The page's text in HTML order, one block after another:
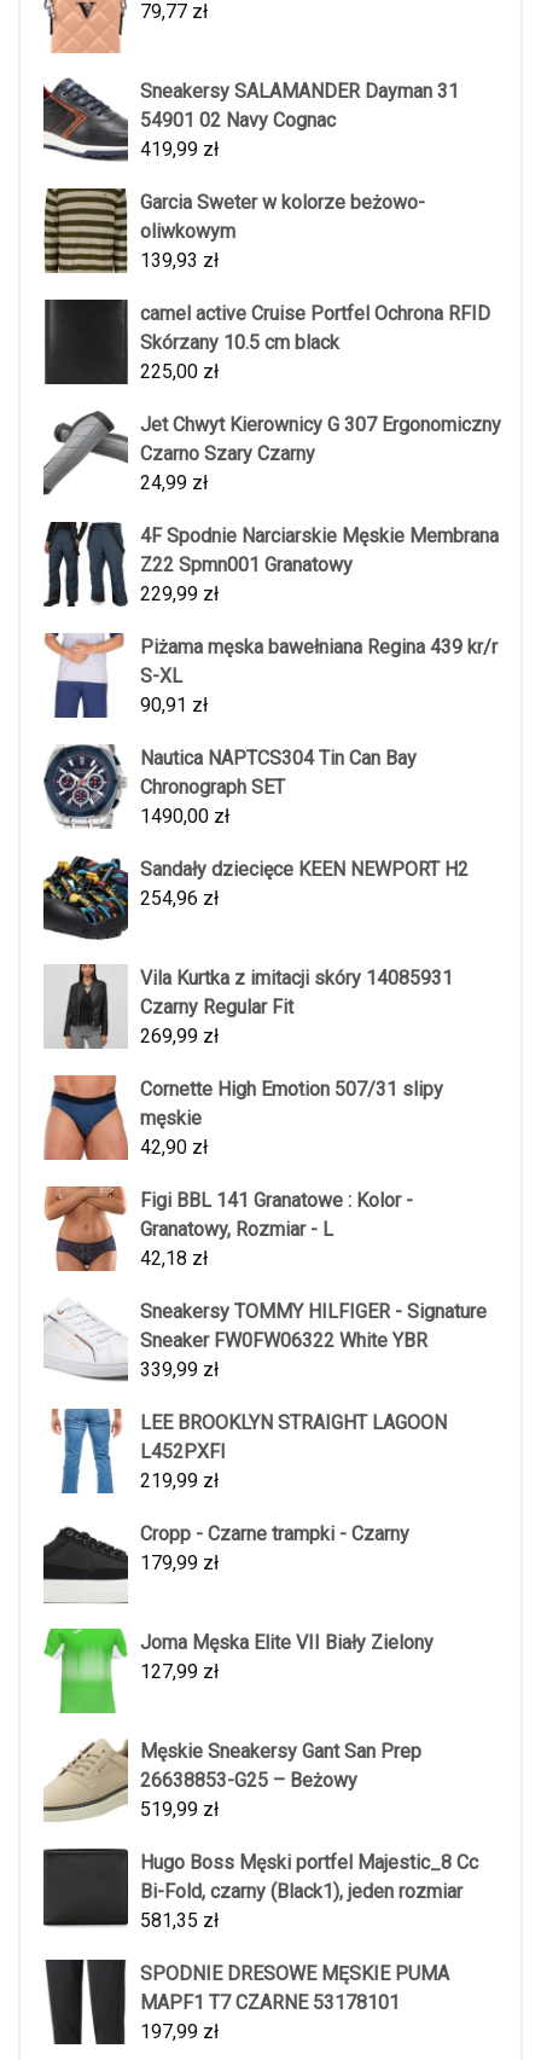
79,77 zł
Sneakersy SALAMANDER Dayman 31
54901 02 Navy Cognac
419,99 zł
Garcia Sweter w kolorze beżowo-
oliwkowym
139,93 zł
camel active Cruise Portfel Ochrona RFID
Skórzany 10.5 cm black
225,00 zł
Jet Chwyt Kierownicy G 307 Ergonomiczny
Czarno Szary Czarny
24,99 zł
4F Spodnie Narciarskie Męskie Membrana
Z22 Spmn001 Granatowy
229,99 zł
Piżama męska bawełniana Regina 439 kr/r
S-XL
90,91 zł
Nautica NAPTCS304 Tin Can Bay
Chronograph SET
1490,00 zł
Sandały dziecięce KEEN NEWPORT H2
254,96 zł
Vila Kurtka z imitacji skóry 14085931
Czarny Regular Fit
269,99 zł
Cornette High Emotion 507/31 slipy
męskie
42,90 zł
Figi BBL 141 Granatowe : Kolor -
Granatowy, Rozmiar - L
42,18 zł
Sneakersy TOMMY HILFIGER - Signature
Sneaker FW0FW06322 White YBR
339,99 zł
LEE BROOKLYN STRAIGHT LAGOON
L452PXFI
219,99 zł
Cropp - Czarne trampki - Czarny
179,99 zł
Joma Męska Elite VII Biały Zielony
127,99 zł
Męskie Sneakersy Gant San Prep
26638853-G25 – Beżowy
519,99 zł
Hugo Boss Męski portfel Majestic_8 Cc
Bi-Fold, czarny (Black1), jeden rozmiar
581,35 zł
SPODNIE DRESOWE MĘSKIE PUMA
MAPF1 T7 CZARNE 53178101
197,99 zł